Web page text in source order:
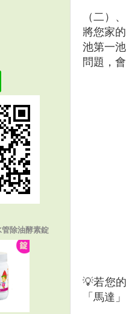
（二）
將您家
池第一
問題，
💡若您
「馬達
管除油酵素錠